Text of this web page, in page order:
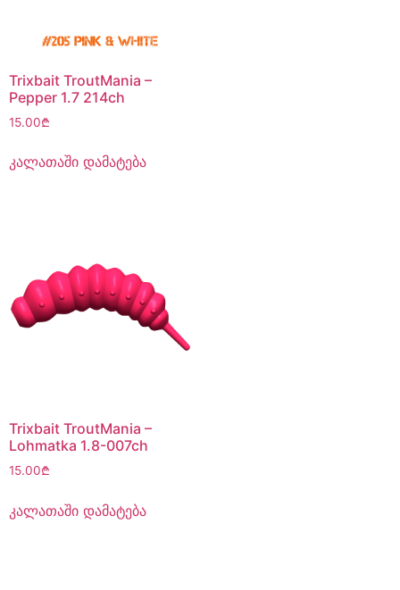
Trixbait TroutMania –
Pepper 1.7 214ch
15.00₾
კალათაში დამატება
Trixbait TroutMania –
Lohmatka 1.8-007ch
15.00₾
კალათაში დამატება